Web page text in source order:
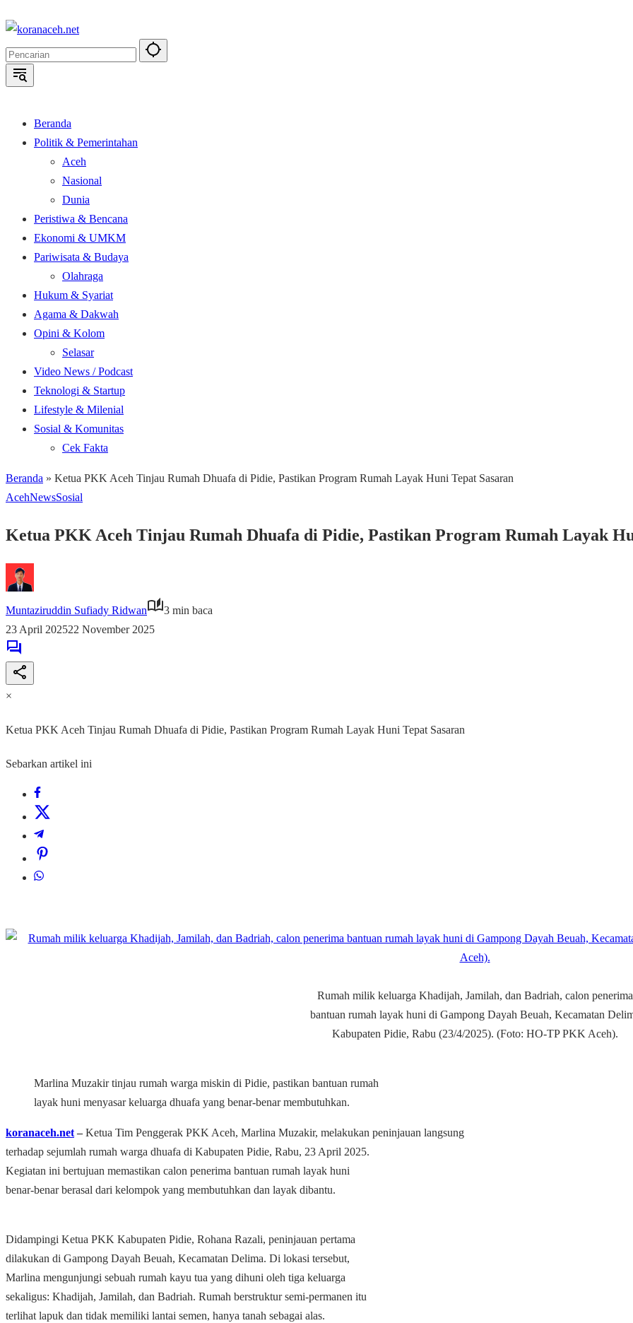
ke
konten
Beranda
Politik & Pemerintahan
Aceh
Nasional
Dunia
Peristiwa & Bencana
Ekonomi & UMKM
Pariwisata & Budaya
Olahraga
Hukum & Syariat
Agama & Dakwah
Opini & Kolom
Selasar
Video News / Podcast
Teknologi & Startup
Lifestyle & Milenial
Sosial & Komunitas
Cek Fakta
Beranda » Ketua PKK Aceh Tinjau Rumah Dhuafa di Pidie, Pastikan Program Rumah Layak Huni Tepat Sasaran
AcehNewsSosial
Ketua PKK Aceh Tinjau Rumah Dhuafa di Pidie, Pastikan Program Rumah Layak
Muntaziruddin Sufiady Ridwan
3 min baca
23 April 202522 November 2025
×
Ketua PKK Aceh Tinjau Rumah Dhuafa di Pidie, Pastikan Program Rumah Layak Huni Tepat Sasaran
Sebarkan artikel ini
Rumah milik keluarga Khadijah, Jamilah, dan Badriah, calon penerima
bantuan rumah layak huni di Gampong Dayah Beuah, Kecamatan
Kabupaten Pidie, Rabu (23/4/2025). (Foto: HO-TP PKK Aceh).
Marlina Muzakir tinjau rumah warga miskin di Pidie, pastikan bantuan rumah
layak huni menyasar keluarga dhuafa yang benar-benar membutuhkan.
koranaceh.net – Ketua Tim Penggerak PKK Aceh, Marlina Muzakir, melakukan peninjauan langsung
terhadap sejumlah rumah warga dhuafa di Kabupaten Pidie, Rabu, 23 April 2025.
Kegiatan ini bertujuan memastikan calon penerima bantuan rumah layak huni
benar-benar berasal dari kelompok yang membutuhkan dan layak dibantu.
Didampingi Ketua PKK Kabupaten Pidie, Rohana Razali, peninjauan pertama
dilakukan di Gampong Dayah Beuah, Kecamatan Delima. Di lokasi tersebut,
Marlina mengunjungi sebuah rumah kayu tua yang dihuni oleh tiga keluarga
sekaligus: Khadijah, Jamilah, dan Badriah. Rumah berstruktur semi-permanen itu
terlihat lapuk dan tidak memiliki lantai semen, hanya tanah sebagai alas.